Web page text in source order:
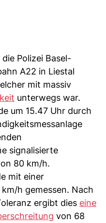
Polizei Basel-
A22 in Liestal
mit massiv
unterwegs war.
um 15.47 Uhr durch
signalisierte
80 km/h.
mit einer
h gemessen. Nach
ergibt dies eine
von 68